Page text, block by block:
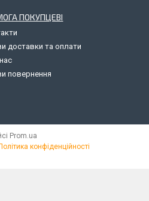
ПОКУПЦЕВІ
доставки та оплати
повернення
Prom.ua
конфіденційності